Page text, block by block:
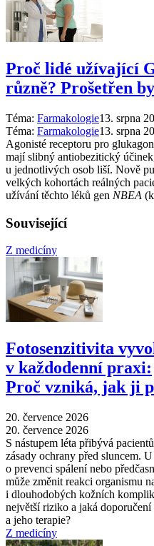
Proč lidé užívající
různě? Prošetřen
Téma: Farmakologie13. srpna
Téma: Farmakologie13. srpna
Agonisté receptoru pro
mají slibný antiobezitický
u jednotlivých osob liší. Nově
velkých kohortách reálných
užívání těchto léků gen NBEA
Související
Z medicíny
Fotosenzitivita
v každodenní praxi:
Proč vzniká, jak ji
20. července 2026
20. července 2026
S nástupem léta přibývá
zásady ochrany před sluncem.
o prevenci spálení nebo
může změnit reakci organismu
i dlouhodobých kožních
největší riziko a jaká
a jeho terapie?
Z medicíny